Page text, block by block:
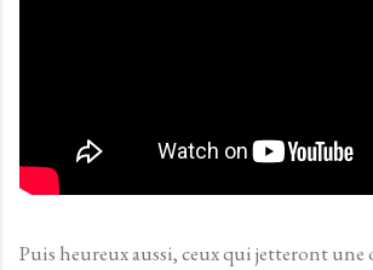
Puis heureux aussi, ceux qui jetteront une